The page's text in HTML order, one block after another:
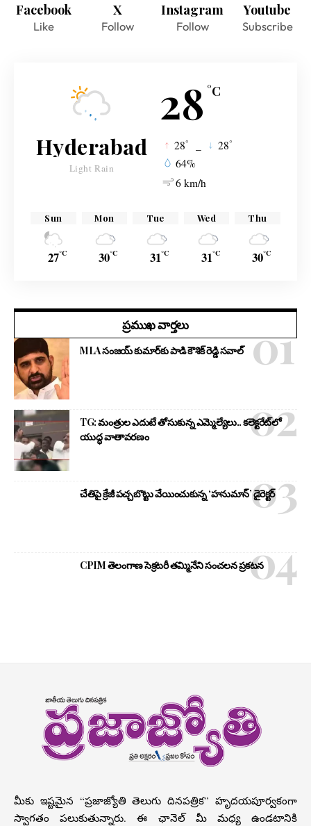
Facebook
Like
X
Follow
Instagram
Follow
Youtube
Subscribe
28 °C
Hyderabad
Light Rain
28° 28°
64%
6 km/h
Sun
27°C
Mon
30°C
Tue
31°C
Wed
31°C
Thu
30°C
ప్రముఖ వార్తలు
MLA సంజయ్ కుమార్‌కు పాడి కౌశిక్ రెడ్డి సవాల్
TG: మంత్రుల ఎదుటే తోసుకున్న ఎమ్మెల్యేలు.. కలెక్టరేట్‌లో
యుద్ధ వాతావరణం
చేతిపై క్రేజీ పచ్చబొట్టు వేయించుకున్న ‘హనుమాన్’ డైరెక్టర్
CPIM తెలంగాణ సెక్రటరీ తమ్మినేని సంచలన ప్రకటన
మీకు ఇష్టమైన “ప్రజాజ్యోతి తెలుగు దినపత్రిక” హృదయపూర్వకంగా
స్వాగతం పలుకుతున్నారు. ఈ ఛానెల్ మీ మధ్య ఉండటానికి